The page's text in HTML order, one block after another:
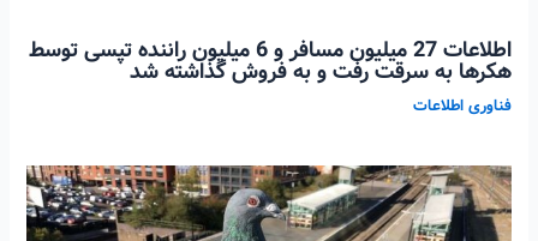
اطلاعات 27 میلیون مسافر و 6 میلیون راننده تپسی توسط
هکرها به سرقت رفت و به فروش گذاشته شد
فناوری اطلاعات